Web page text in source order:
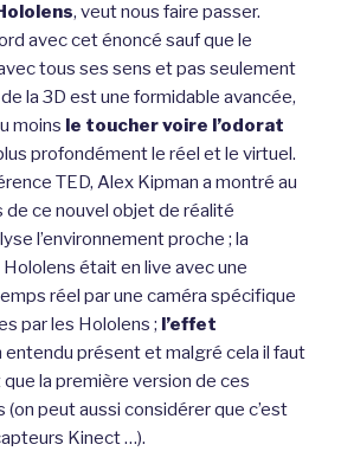
, veut nous faire passer.
avec cet énoncé sauf que le
tous ses sens et pas seulement
de la 3D est une formidable avancée,
moins le toucher voire l’odorat
profondément le réel et le virtuel.
TED, Alex Kipman a montré au
de ce nouvel objet de réalité
l’environnement proche ; la
était en live avec une
réel par une caméra spécifique
par les Hololens ; l’effet
entendu présent et malgré cela il faut
que la première version de ces
(on peut aussi considérer que c’est
Kinect …).